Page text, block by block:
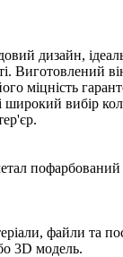
дизайн,
Виготовлений
міцність
широкий вибір
пофарбований
файли та
3D модель.